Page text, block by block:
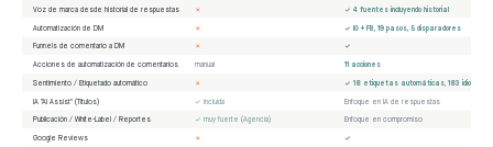
Voz de marca desde historial de respuestas ✗ ✓ 4 fuentes incluyendo historial
Automatización de DM ✗ ✓ IG + FB, 19 pasos, 5 disparadores
Funnels de comentario a DM ✗ ✓
Acciones de automatización de comentarios manual 11 acciones
Sentimiento / Etiquetado automático ✗ ✓ 18 etiquetas automáticas, 183 idiomas
IA "AI Assist" (Títulos) ✓ incluida Enfoque en IA de respuestas
Publicación / White-Label / Reportes ✓ muy fuerte (Agencia) Enfoque en compromiso
Google Reviews ✗ ✓